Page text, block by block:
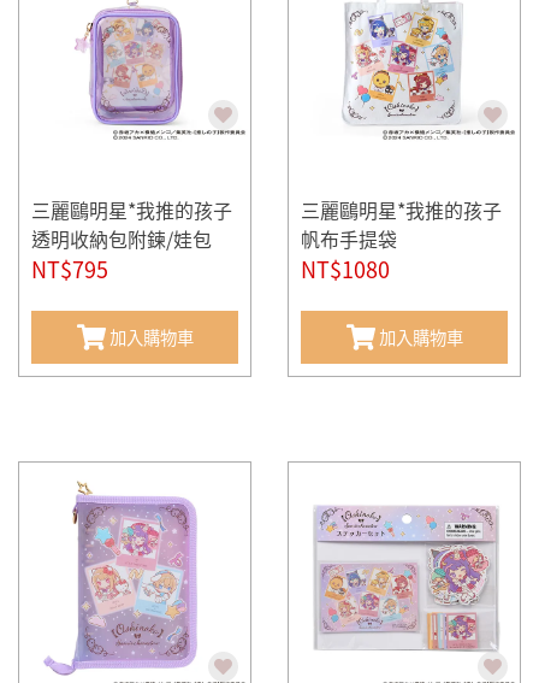
三麗鷗明星*我推的孩子
透明收納包附鍊/娃包
NT$795
加入購物車
三麗鷗明星*我推的孩子
帆布手提袋
NT$1080
加入購物車